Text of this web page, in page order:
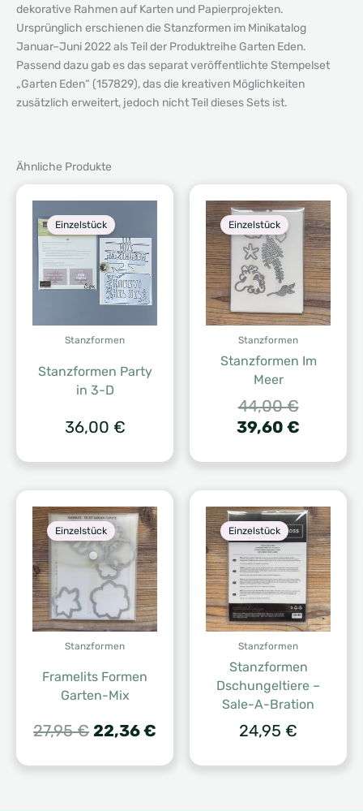
dekorative Rahmen auf Karten und Papierprojekten.
Ursprünglich erschienen die Stanzformen im Minikatalog
Januar–Juni 2022 als Teil der Produktreihe Garten Eden.
Passend dazu gab es das separat veröffentlichte Stempelset
„Garten Eden“ (157829), das die kreativen Möglichkeiten
zusätzlich erweitert, jedoch nicht Teil dieses Sets ist.
Ähnliche Produkte
Einzelstück
Stanzformen
Stanzformen Party
in 3-D
36,00 €
Einzelstück
Stanzformen
Stanzformen Im
Meer
44,00€
Preis
44,00 €
39,60 €
ist:
39,60 €.
Einzelstück
Stanzformen
Framelits Formen
Garten-Mix
27,95€ Ursprünglicher
war:
22,36€
ist:
Einzelstück
Stanzformen
Stanzformen
Dschungeltiere –
Sale-A-Bration
24,95 €